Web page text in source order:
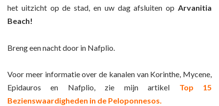
het uitzicht op de stad, en uw dag afsluiten op Arvanitia
Beach!
Breng een nacht door in Nafplio.
Voor meer informatie over de kanalen van Korinthe, Mycene,
Epidauros en Nafplio, zie mijn artikel Top 15
Bezienswaardigheden in de Peloponnesos.